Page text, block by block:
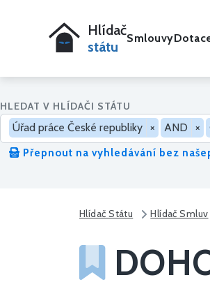
Hlídač
státu
Smlouvy
HLEDAT V HLÍDAČI STÁTU
Úřad práce České republiky × AND ×
Přepnout na vyhledávání bez
Hlídač Státu Hlídač Smluv